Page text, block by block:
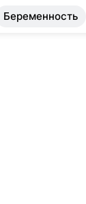
Беременность